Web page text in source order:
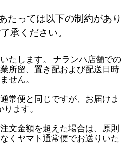
たっては以下の制約があり
承ください。
たします。 ナランハ店舗での
所留、置き配および配送日時
せん。
常便と同じですが、お届けま
ます。
文金額を超えた場合は、原則
くヤマト通常便でお送りいた